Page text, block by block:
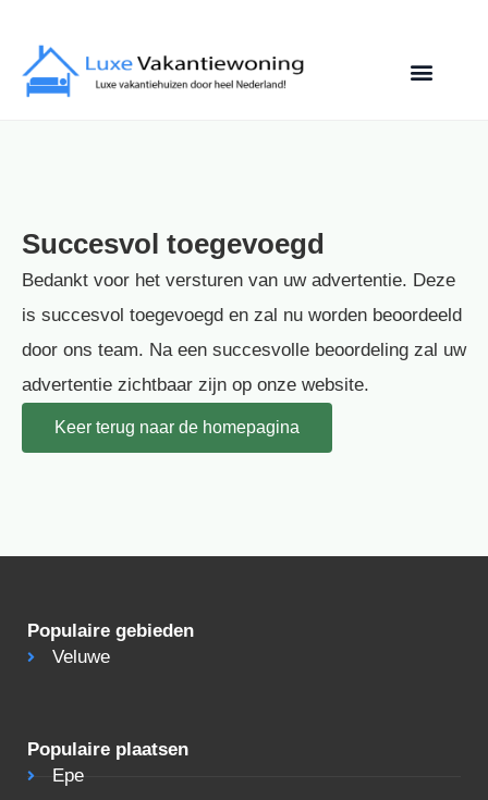
Succesvol toegevoegd
Bedankt voor het versturen van uw advertentie. Deze
is succesvol toegevoegd en zal nu worden beoordeeld
door ons team. Na een succesvolle beoordeling zal uw
advertentie zichtbaar zijn op onze website.
Keer terug naar de homepagina
Populaire gebieden
Veluwe
Populaire plaatsen
Epe